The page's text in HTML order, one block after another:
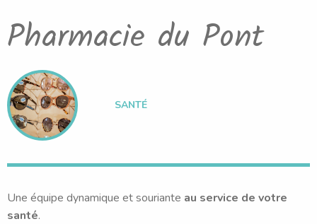
Pharmacie du Pont
SANTÉ
Une équipe dynamique et souriante au service de votre
santé.